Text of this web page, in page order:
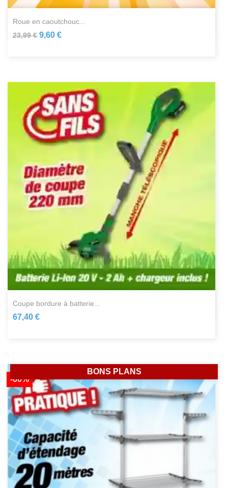
roue en caoutchouc...
23,99 € 9,60 €
coupe bordure à batterie...
67,40 €
-60%
BONS PLANS